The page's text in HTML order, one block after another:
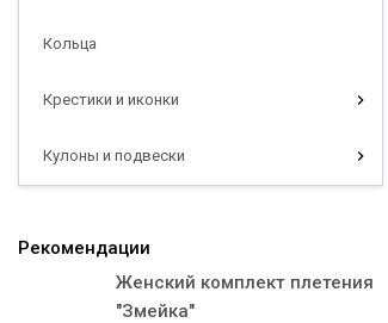
Кольца
Крестики и иконки
Кулоны и подвески
Рекомендации
Женский комплект плетения
"Змейка"